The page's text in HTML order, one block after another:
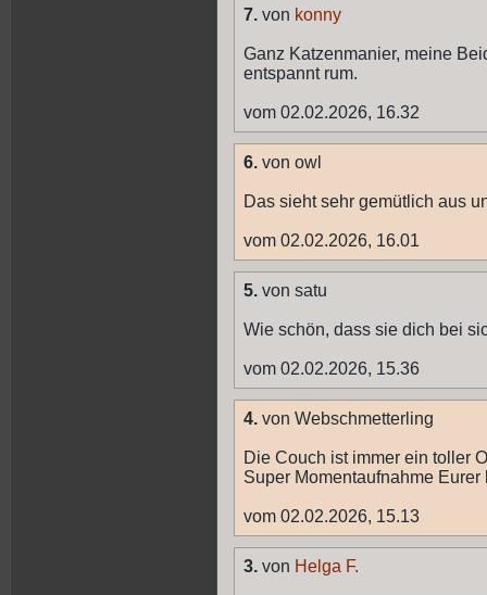
7. von konny
Ganz Katzenmanier, meine
entspannt rum.
vom 02.02.2026, 16.32
6. von owl
Das sieht sehr gemütlich aus
vom 02.02.2026, 16.01
5. von satu
Wie schön, dass sie dich bei
vom 02.02.2026, 15.36
4. von Webschmetterling
Die Couch ist immer ein toller
Super Momentaufnahme
vom 02.02.2026, 15.13
3. von Helga F.